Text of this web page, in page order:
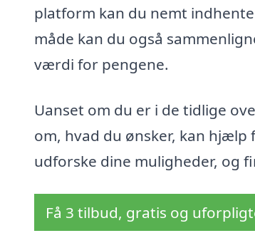
platform kan du nemt
måde kan du også
værdi for pengene.
Uanset om du er i de tidlige
om, hvad du ønsker, kan
udforske dine muligheder, og
Få 3 tilbud, gratis og